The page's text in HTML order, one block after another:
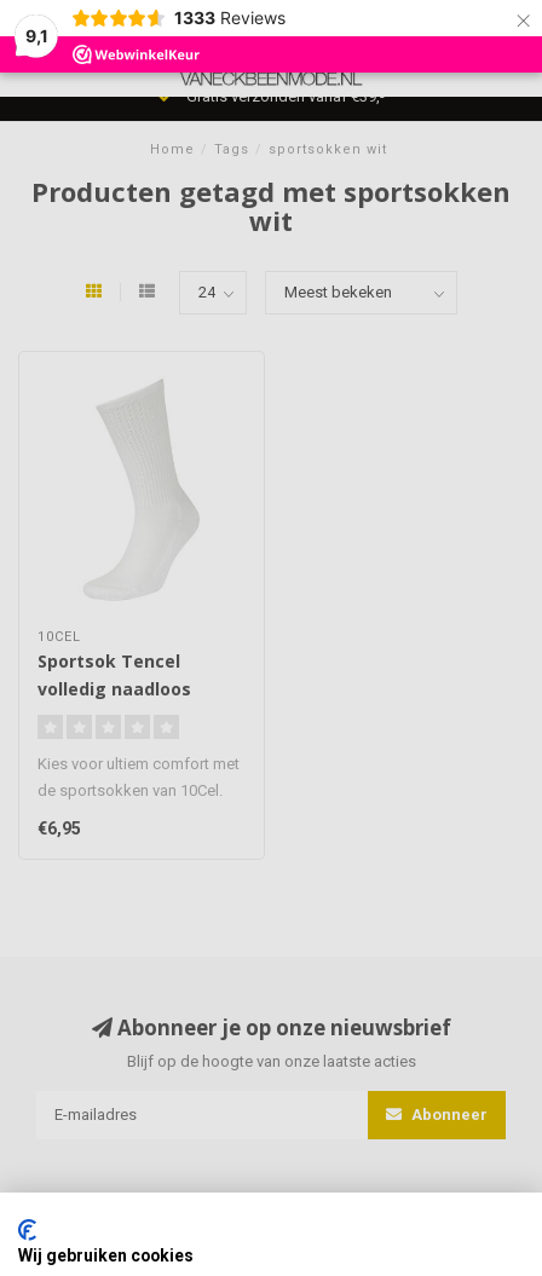
9,1
1333 Reviews ×
MENU
0
Gratis verzonden vanaf €39,-
Home / Tags / sportsokken wit
Producten getagd met sportsokken
wit
10CEL
Sportsok Tencel
volledig naadloos
Kies voor ultiem comfort met
de sportsokken van 10Cel.
Gemaakt van sterk, ademen..
€6,95
Abonneer je op onze nieuwsbrief
Blijf op de hoogte van onze laatste acties
Abonneer
Wij gebruiken cookies